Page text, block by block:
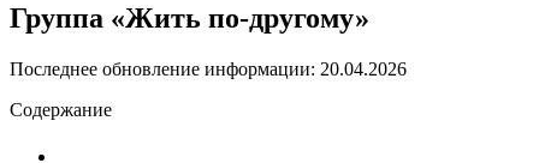
Группа «Жить по-другому»
Последнее обновление информации: 20.04.2026
Содержание